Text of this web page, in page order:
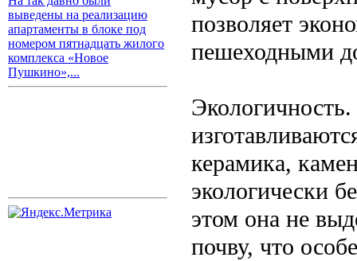
выведены на реализацию
апартаменты в блоке под
номером пятнадцать жилого
комплекса «Новое
Пушкино»,...
позволяет
пешеходными
керамика,
экологически
этом она не
почву, что